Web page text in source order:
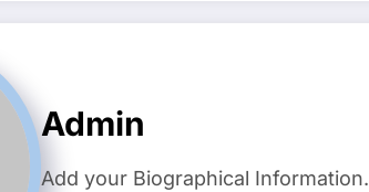
Admin
Add your Biographical Information.